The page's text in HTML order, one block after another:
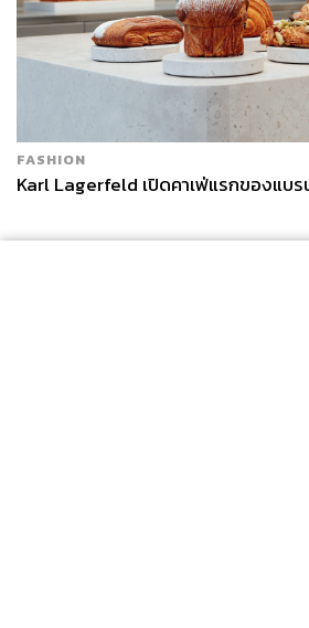
FASHION
Karl Lagerfeld เปิดคาเฟ่แรกของแบ